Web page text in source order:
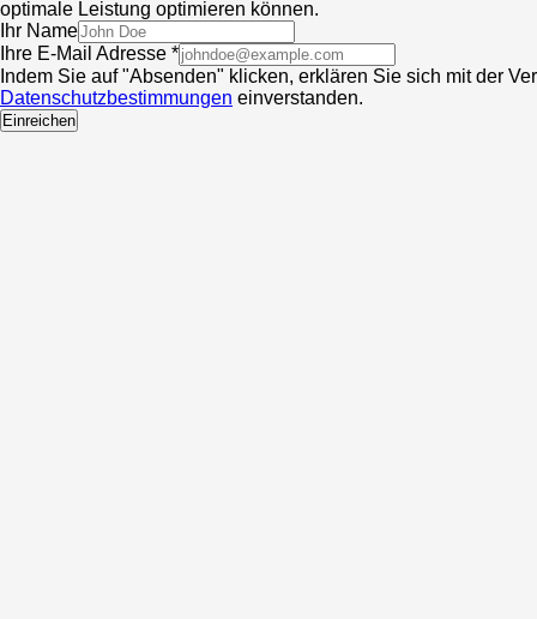
optimale Leistung optimieren können.
Ihr Name
Ihre E-Mail Adresse *
Indem Sie auf "Absenden" klicken, erklären Sie sich mit der
Datenschutzbestimmungen einverstanden.